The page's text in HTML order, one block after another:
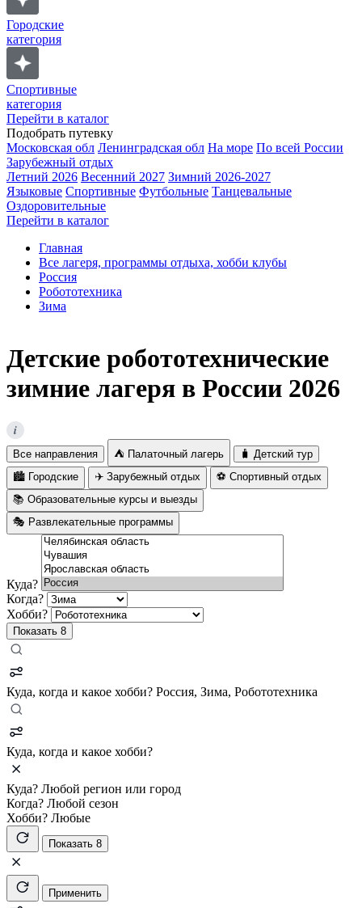
Городские
категория
Спортивные
категория
Перейти в каталог
Подобрать путевку
Московская обл Ленинградская обл На море По всей России
Зарубежный отдых
Летний 2026 Весенний 2027 Зимний 2026-2027
Языковые Спортивные Футбольные Танцевальные
Оздоровительные
Перейти в каталог
Главная
Все лагеря, программы отдыха, хобби клубы
Россия
Робототехника
Зима
Детские робототехнические
зимние лагеря в России 2026
i
Все направления ⛺ Палаточный лагерь
🧳 Детский тур
🏙️ Городские
✈️ Зарубежный отдых
⚽ Спортивный отдых
📚 Образовательные курсы и выезды
🎭 Развлекательные программы
Куда?
Когда?
Хобби?
Показать 8
Куда, когда и какое хобби? Россия, Зима, Робототехника
Куда, когда и какое хобби?
Куда? Любой регион или город
Когда? Любой сезон
Хобби? Любые
Показать 8
Применить